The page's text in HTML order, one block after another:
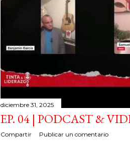
diciembre 31, 2025
EP. 04 | PODCAST &
Compartir Publicar un comentario